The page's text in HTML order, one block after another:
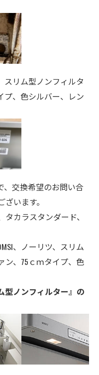
スリム型ノンフィルタ
プ、色シルバー、レン
、交換希望のお問い合
います。
タカラスタンダード、
、ノーリツ、スリム
ン、75ｃｍタイプ、色
型ノンフィルター』の